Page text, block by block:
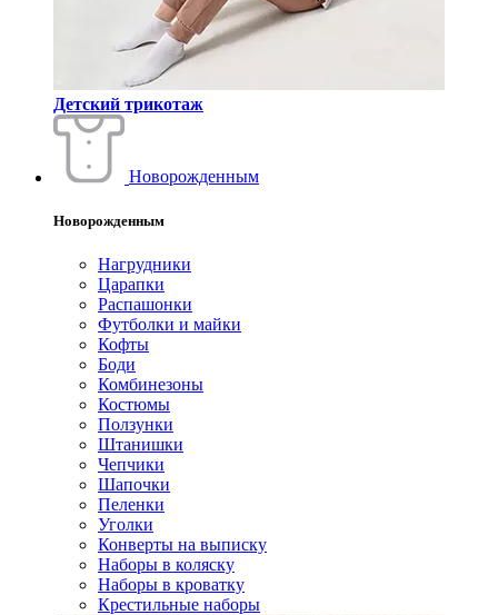
Детский трикотаж
Новорожденным
Новорожденным
Нагрудники
Царапки
Распашонки
Футболки и майки
Кофты
Боди
Комбинезоны
Костюмы
Ползунки
Штанишки
Чепчики
Шапочки
Пеленки
Уголки
Конверты на выписку
Наборы в коляску
Наборы в кроватку
Крестильные наборы